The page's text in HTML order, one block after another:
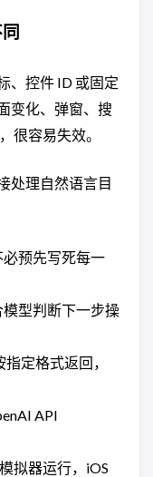
、控件 ID 或固定
变化、弹窗、搜
很容易失效。
处理自然语言目
预先写死每一
型判断下一步操
定格式返回，
API
拟器运行，iOS